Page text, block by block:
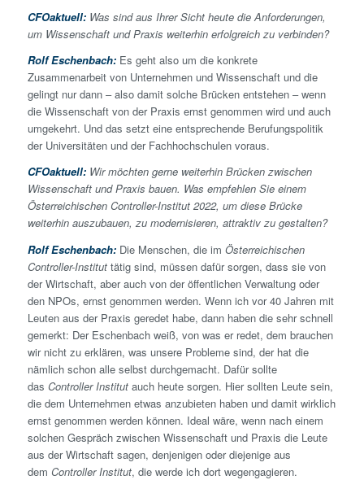
CFOaktuell: Was sind aus Ihrer Sicht heute die Anforderungen,
um Wissenschaft und Praxis weiterhin erfolgreich zu verbinden?
Rolf Eschenbach:Es geht also um die konkrete
Zusammenarbeit von Unternehmen und Wissenschaft und die
gelingt nur dann – also damit solche Brücken entstehen – wenn
die Wissenschaft von der Praxis ernst genommen wird und auch
umgekehrt. Und das setzt eine entsprechende Berufungspolitik
der Universitäten und der Fachhochschulen voraus.
CFOaktuell: Wir möchten gerne weiterhin Brücken zwischen
Wissenschaft und Praxis bauen. Was empfehlen Sie einem
Österreichischen Controller-Institut 2022, um diese Brücke
weiterhin auszubauen, zu modernisieren, attraktiv zu gestalten?
Rolf Eschenbach:Die Menschen, die im Österreichischen
Controller-Instituttätig sind, müssen dafür sorgen, dass sie von
der Wirtschaft, aber auch von der öffentlichen Verwaltung oder
den NPOs, ernst genommen werden. Wenn ich vor 40 Jahren mit
Leuten aus der Praxis geredet habe, dann haben die sehr schnell
gemerkt: Der Eschenbach weiß, von was er redet, dem brauchen
wir nicht zu erklären, was unsere Probleme sind, der hat die
nämlich schon alle selbst durchgemacht. Dafür sollte
das Controller Institutauch heute sorgen. Hier sollten Leute sein,
die dem Unternehmen etwas anzubieten haben und damit wirklich
ernst genommen werden können. Ideal wäre, wenn nach einem
solchen Gespräch zwischen Wissenschaft und Praxis die Leute
aus der Wirtschaft sagen, denjenigen oder diejenige aus
dem Controller Institut, die werde ich dort wegengagieren.